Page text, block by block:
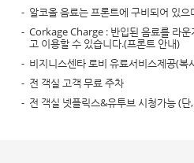
알코올 음료는 프론트에 구비되어 있
Corkage Charge : 반입된 음료를 라운
고 이용할 수 있습니다.(프론트 안내)
비지니스센타 로비 유료서비스제공(복
전 객실 고객 무료 주차
전 객실 넷플릭스&유투브 시청가능 (